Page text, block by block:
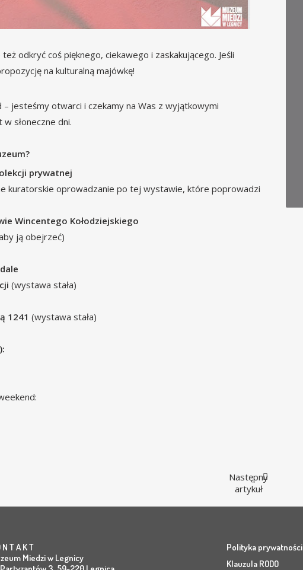
odkryć coś pięknego, ciekawego i zaskakującego. Jeśli
na kulturalną majówkę!
jesteśmy otwarci i czekamy na Was z wyjątkowymi
słoneczne dni.
prywatnej
kuratorskie oprowadzanie po tej wystawie, które poprowadzi
Wincentego Kołodziejskiego
ją obejrzeć)
(wystawa stała)
1241 (wystawa stała)
Następny
artykuł
N T A K T
Miedzi w Legnicy
Polityka prywatności
Klauzula RODO